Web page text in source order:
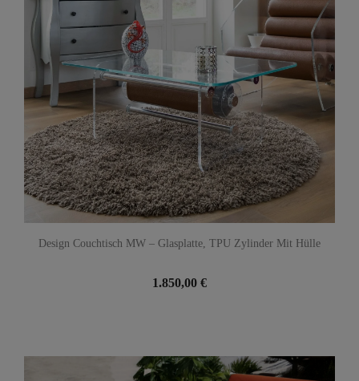
Design Couchtisch MW – Glasplatte, TPU Zylinder Mit Hülle
1.850,00 €